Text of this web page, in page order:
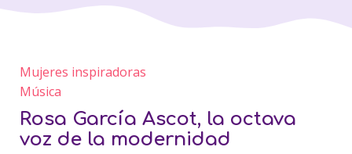
Mujeres inspiradoras
Música
Rosa García Ascot, la octava
voz de la modernidad